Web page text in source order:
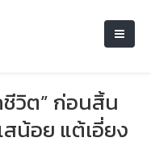
วิต” ก่อนสิ้น
น้อย แต้เอี่ยง